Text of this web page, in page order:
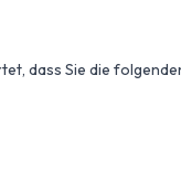
dass Sie die